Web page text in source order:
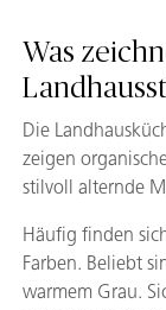
Was
Die
zeigen
stilvoll alternde
Häufig finden
Farben. Beliebt
warmem Grau.